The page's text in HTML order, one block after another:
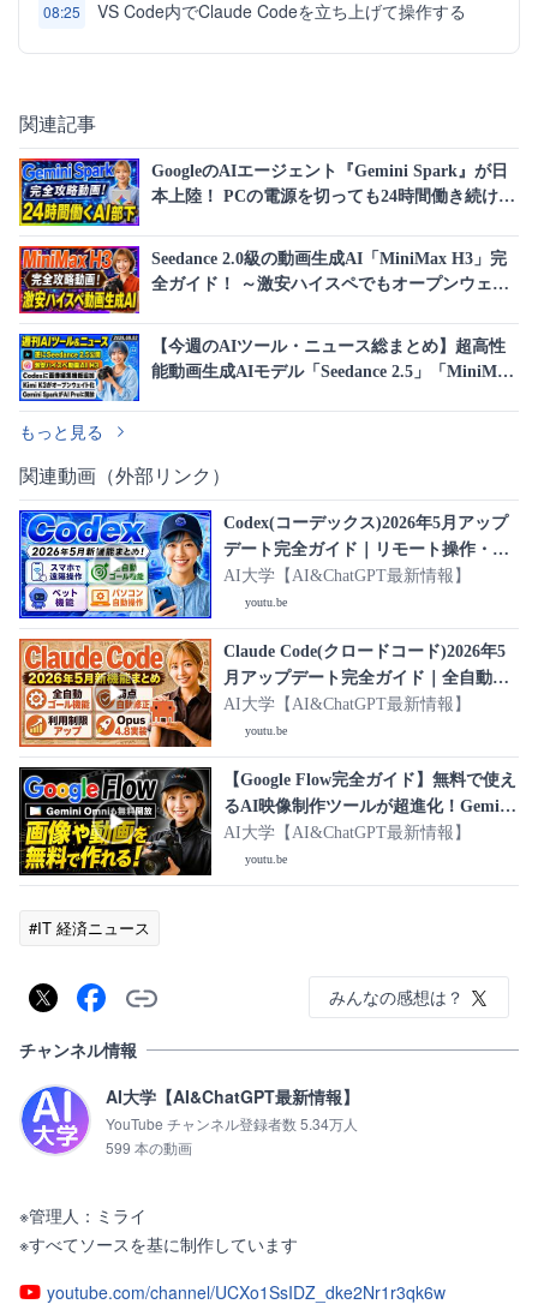
08:25 VS Code内でClaude Codeを立ち上げて操作する
関連記事
GoogleのAIエージェント『Gemini Spark』が日
本上陸！ PCの電源を切っても24時間働き続け
Seedance 2.0級の動画生成AI「MiniMax H3」完
全ガイド！ ～激安ハイスペでもオープンウェイ
対応～
【今週のAIツール・ニュース総まとめ】超高性
能動画生成AIモデル「Seedance 2.5」「MiniMax
もっと見る
関連動画（外部リンク）
Codex(コーデックス)2026年5月アップ
デート完全ガイド｜リモート操作・ゴ
ール機能・ペット機能・パソコン操作
プラグインまで全部解説！
AI大学【AI&ChatGPT最新情報】
youtu.be
Claude Code(クロードコード)2026年5
月アップデート完全ガイド｜全自動ゴ
ール機能・Claude Opus 4.8・利用制限
引き上げ・開発者の語る便利機能まで
全部解説！
AI大学【AI&ChatGPT最新情報】
youtu.be
【Google Flow完全ガイド】無料で使え
るAI映像制作ツールが超進化！Gemini
Omni Flash・ナノバナナを使って動画
や画像を作れる！
AI大学【AI&ChatGPT最新情報】
youtu.be
#IT 経済ニュース
みんなの感想は？
チャンネル情報
AI大学【AI&ChatGPT最新情報】
YouTube チャンネル登録者数 5.34万人
599 本の動画
※管理人：ミライ
※すべてソースを基に制作しています
youtube.com/channel/UCXo1SsIDZ_dke2Nr1r3qk6w